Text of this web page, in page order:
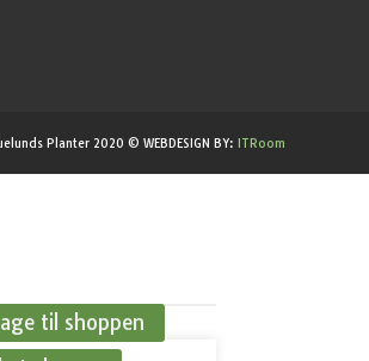
Planter 2020 © WEBDESIGN BY: ITRoom
til shoppen